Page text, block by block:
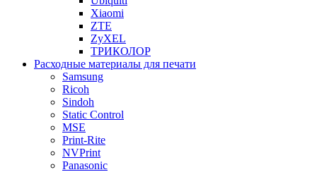
Xiaomi
ZTE
ZyXEL
ТРИКОЛОР
Расходные материалы для печати
Samsung
Ricoh
Sindoh
Static Control
MSE
Print-Rite
NVPrint
Panasonic